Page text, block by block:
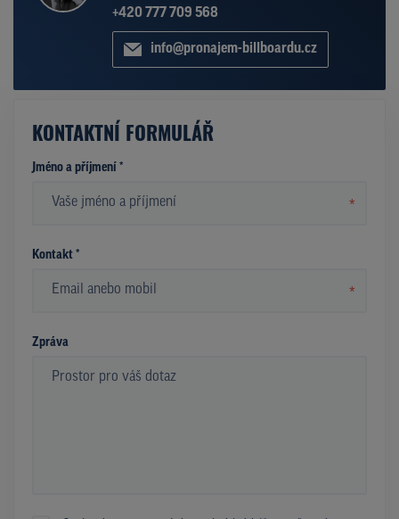
+420 777 709 568
info@pronajem-billboardu.cz
KONTAKTNÍ FORMULÁŘ
Jméno a příjmení *
*
Kontakt *
*
Zpráva